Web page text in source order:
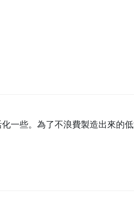
一些。為了不浪費製造出來的